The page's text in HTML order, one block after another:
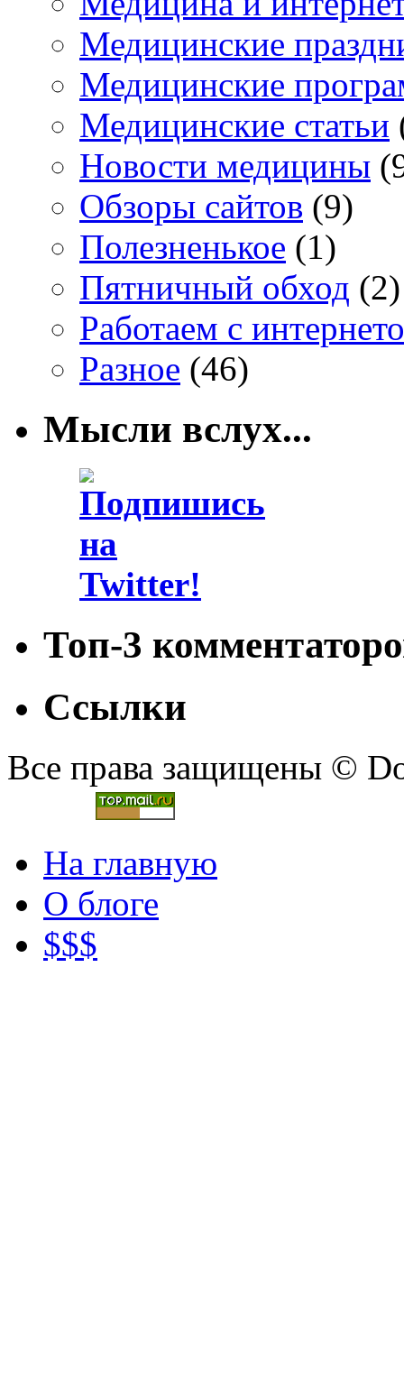
Медицинские
Медицинские
Медицинские статьи
Новости медицины
Обзоры сайтов (9)
Полезненькое (1)
Пятничный обход (2)
Работаем с
Разное (46)
Мысли вслух...
Топ-3
Ссылки
Все права защищены ©
На главную
О блоге
$$$